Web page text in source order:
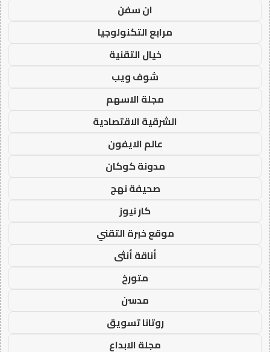
ان سفن
مرابع التكنولوجيا
خيال التقنية
شوف ويب
مجلة الاسهم
الشرقية الاقتصادية
عالم الايفون
مدونة كوكان
صحيفة نهج
كار نيوز
موقع خبرة التقني
أناقة أنثى
متورخ
مدسن
روتانا تسويق
مجلة الابداع